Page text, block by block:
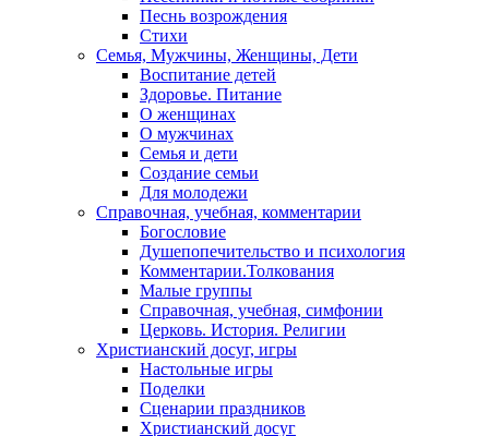
Песнь возрождения
Стихи
Семья, Мужчины, Женщины, Дети
Воспитание детей
Здоровье. Питание
О женщинах
О мужчинах
Семья и дети
Создание семьи
Для молодежи
Справочная, учебная, комментарии
Богословие
Душепопечительство и психология
Комментарии.Толкования
Малые группы
Справочная, учебная, симфонии
Церковь. История. Религии
Христианский досуг, игры
Настольные игры
Поделки
Сценарии праздников
Христианский досуг